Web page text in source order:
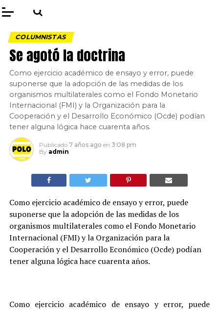
COLUMNISTAS
Se agotó la doctrina
Como ejercicio académico de ensayo y error, puede
suponerse que la adopción de las medidas de los
organismos multilaterales como el Fondo Monetario
Internacional (FMI) y la Organización para la
Cooperación y el Desarrollo Económico (Ocde) podían
tener alguna lógica hace cuarenta años.
Publicado 7 años ago en 3:08 pm
By admin
Como ejercicio académico de ensayo y error, puede
suponerse que la adopción de las medidas de los
organismos multilaterales como el Fondo Monetario
Internacional (FMI) y la Organización para la
Cooperación y el Desarrollo Económico (Ocde) podían
tener alguna lógica hace cuarenta años.
Como ejercicio académico de ensayo y error, puede